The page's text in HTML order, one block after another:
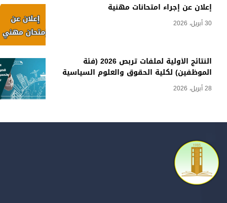
إعلان عن إجراء امتحانات مهنية
30 أبريل، 2026
النتائج الأولية لملفات تربص 2026 (فئة
الموظفين) لكلية الحقوق والعلوم السياسية
28 أبريل، 2026